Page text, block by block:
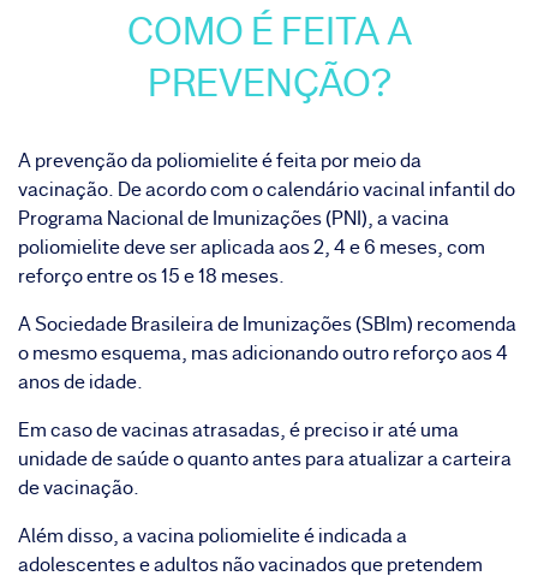
COMO É FEITA A
PREVENÇÃO?
A prevenção da poliomielite é feita por meio da
vacinação. De acordo com ocalendário vacinal infantildo
Programa Nacional de Imunizações (PNI), a vacina
poliomielite deve ser aplicada aos 2, 4 e 6 meses, com
reforço entre os 15 e 18 meses.
A Sociedade Brasileira de Imunizações (SBIm) recomenda
o mesmo esquema, mas adicionando outro reforço aos 4
anos de idade.
Em caso devacinas atrasadas, é preciso ir até uma
unidade de saúde o quanto antes para atualizar a carteira
de vacinação.
Além disso, a vacina poliomielite é indicada a
adolescentes e adultos não vacinados que pretendem